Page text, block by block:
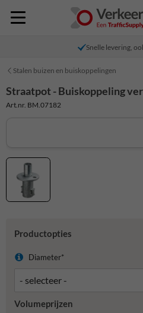
Snelle levering,
Stalen buizen en buiskoppelingen
Straatpot - Buiskoppeling
Art.nr. BM.07182
Productopties
Diameter*
Volumeprijzen